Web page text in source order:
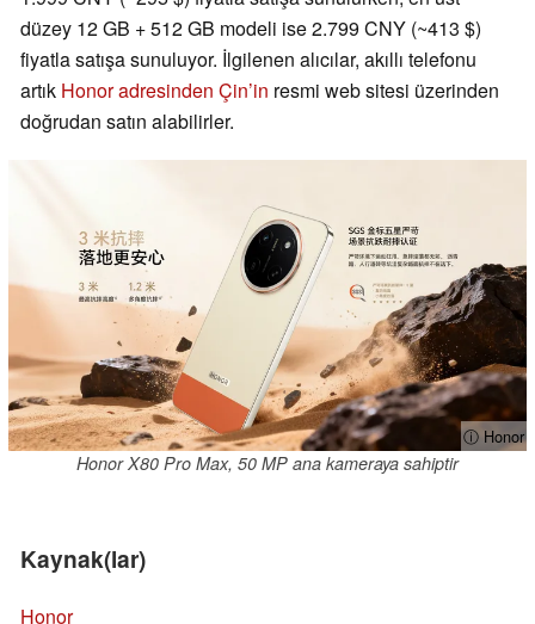
düzey 12 GB + 512 GB modeli ise 2.799 CNY (~413 $)
fiyatla satışa sunuluyor. İlgilenen alıcılar, akıllı telefonu
artık Honor adresinden Çin’in resmi web sitesi üzerinden
doğrudan satın alabilirler.
ⓘ Honor
Honor X80 Pro Max, 50 MP ana kameraya sahiptir
Kaynak(lar)
Honor